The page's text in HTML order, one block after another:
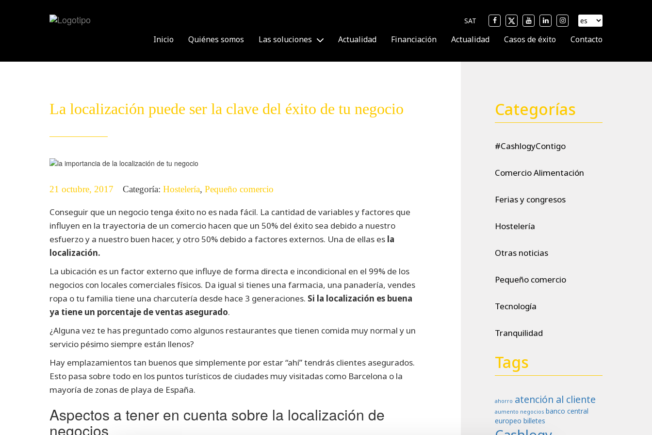
SAT
Inicio Quiénes somos Las soluciones Actualidad Financiación Actualidad Casos de éxito Contacto
La localización puede ser la clave del éxito de tu negocio
21 octubre, 2017 Categoría: Hostelería, Pequeño comercio
Conseguir que un negocio tenga éxito no es nada fácil. La cantidad de variables y factores que
influyen en la trayectoria de un comercio hacen que un 50% del éxito sea debido a nuestro
esfuerzo y a nuestro buen hacer, y otro 50% debido a factores externos. Una de ellas es la
localización.
La ubicación es un factor externo que influye de forma directa e incondicional en el 99% de los
negocios con locales comerciales físicos. Da igual si tienes una farmacia, una panadería, vendes
ropa o tu familia tiene una charcutería desde hace 3 generaciones. Si la localización es buena
ya tiene un porcentaje de ventas asegurado.
¿Alguna vez te has preguntado como algunos restaurantes que tienen comida muy normal y un
servicio pésimo siempre están llenos?
Hay emplazamientos tan buenos que simplemente por estar “ahí” tendrás clientes asegurados.
Esto pasa sobre todo en los puntos turísticos de ciudades muy visitadas como Barcelona o la
mayoría de zonas de playa de España.
Aspectos a tener en cuenta sobre la localización de
negocios
Categorías
#CashlogyContigo
Comercio Alimentación
Ferias y congresos
Hostelería
Otras noticias
Pequeño comercio
Tecnología
Tranquilidad
Tags
ahorro atención al cliente
aumento negocios banco central
europeo billetes